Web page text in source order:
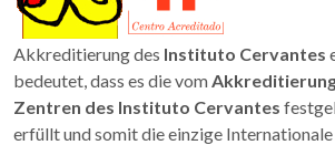
Akkreditierung des Instituto Cervantes
bedeutet, dass es die vom
Zentren des Instituto Cervantes
erfüllt und somit die einzige